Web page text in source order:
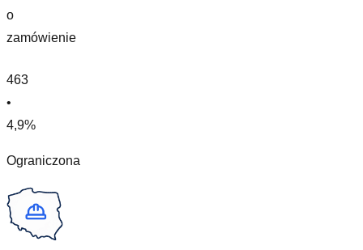
o
zamówienie
463
•
4,9%
Ograniczona